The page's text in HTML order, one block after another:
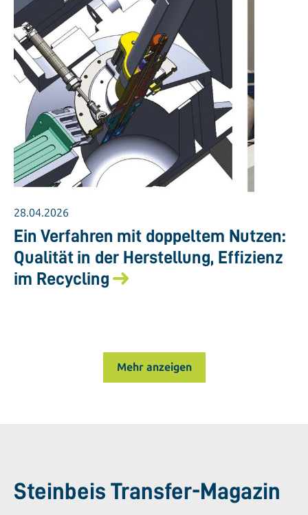
28.04.2026
Ein Verfahren mit doppeltem Nutzen:
Qualität in der Herstellung, Effizienz
im Recycling
Mehr anzeigen
Steinbeis Transfer-Magazin